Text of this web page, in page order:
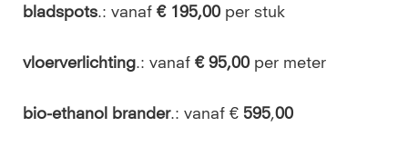
bladspots.: vanaf € 195,00 per stuk
vloerverlichting.: vanaf € 95,00 per meter
bio-ethanol brander.: vanaf € 595,00